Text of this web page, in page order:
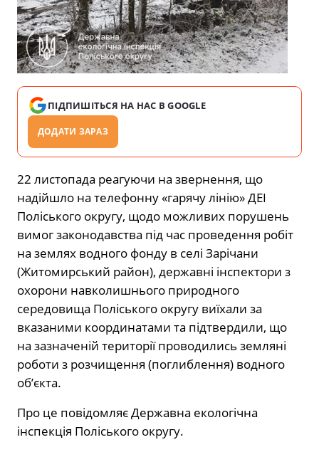
ПІДПИШІТЬСЯ НА НАС В GOOGLE
ДОДАТИ ЗАРАЗ
22 листопада реагуючи на звернення, що
надійшло на телефонну «гарячу лінію» ДЕІ
Поліського округу, щодо можливих порушень
вимог законодавства під час проведення робіт
на землях водного фонду в селі Зарічани
(Житомирський район), державні інспектори з
охорони навколишнього природного
середовища Поліського округу виїхали за
вказаними координатами та підтвердили, що
на зазначеній території проводились земляні
роботи з розчищення (поглиблення) водного
об’єкта.
Про це повідомляєДержавна екологічна
інспекція Поліського округу.